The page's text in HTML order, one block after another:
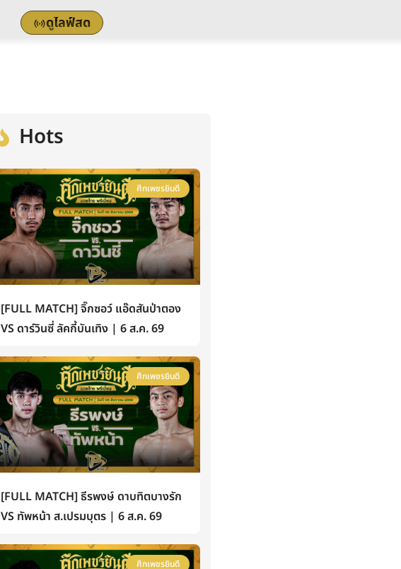
ดูไลฟ์สด
Hots
ศึกเพชรยินดี
[FULL MATCH] จิ๊กซอว์ แอ๊ดสันป่าตอง
VS ดาร์วินซี่ ลัคกี้บันเทิง | 6 ส.ค. 69
ศึกเพชรยินดี
[FULL MATCH] ธีรพงษ์ ดาบทิตบางรัก
VS ทัพหน้า ส.เปรมบุตร | 6 ส.ค. 69
ศึกเพชรยินดี